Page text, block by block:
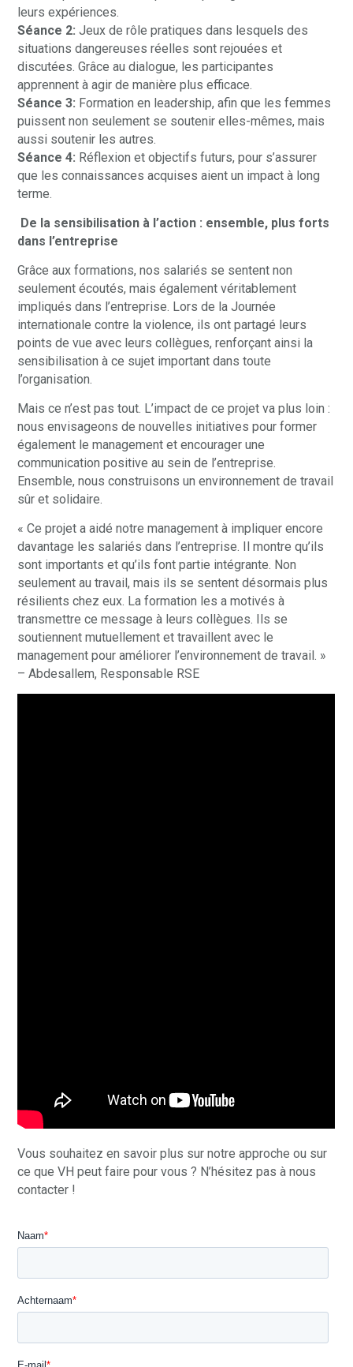
leurs expériences.
Séance 2: Jeux de rôle pratiques dans lesquels des
situations dangereuses réelles sont rejouées et
discutées. Grâce au dialogue, les participantes
apprennent à agir de manière plus efficace.
Séance 3: Formation en leadership, afin que les femmes
puissent non seulement se soutenir elles-mêmes, mais
aussi soutenir les autres.
Séance 4: Réflexion et objectifs futurs, pour s’assurer
que les connaissances acquises aient un impact à long
terme.
De la sensibilisation à l’action : ensemble, plus forts
dans l’entreprise
Grâce aux formations, nos salariés se sentent non
seulement écoutés, mais également véritablement
impliqués dans l’entreprise. Lors de laJournée
internationale contre la violence, ils ont partagé leurs
points de vue avec leurs collègues, renforçant ainsi la
sensibilisation à ce sujet important dans toute
l’organisation.
Mais ce n’est pas tout. L’impact de ce projet va plus loin :
nous envisageons de nouvelles initiatives pour former
également le management et encourager une
communication positive au sein de l’entreprise.
Ensemble, nous construisons un environnement de travail
sûr et solidaire.
« Ce projet a aidé notre management à impliquer encore
davantage les salariés dans l’entreprise. Il montre qu’ils
sont importants et qu’ils font partie intégrante. Non
seulement au travail, mais ils se sentent désormais plus
résilients chez eux. La formation les a motivés à
transmettre ce message à leurs collègues. Ils se
soutiennent mutuellement et travaillent avec le
management pour améliorer l’environnement de travail. »
– Abdesallem, Responsable RSE
Vous souhaitez en savoir plus sur notre approche ou sur
ce que VH peut faire pour vous ? N’hésitez pas à nous
contacter !